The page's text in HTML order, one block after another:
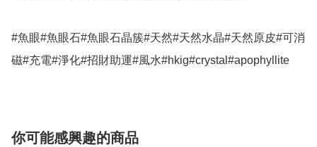
#魚眼#魚眼石#魚眼石晶簇#天然#天然水晶#天然原皮#可消
磁#充電#淨化#招財助運#風水#hkig#crystal#apophyllite
你可能感興趣的商品